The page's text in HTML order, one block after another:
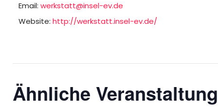
Email: werkstatt@insel-ev.de
Website: http://werkstatt.insel-ev.de/
Ähnliche